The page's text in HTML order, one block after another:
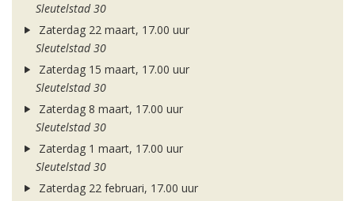
Sleutelstad 30
Zaterdag 22 maart, 17.00 uur
Sleutelstad 30
Zaterdag 15 maart, 17.00 uur
Sleutelstad 30
Zaterdag 8 maart, 17.00 uur
Sleutelstad 30
Zaterdag 1 maart, 17.00 uur
Sleutelstad 30
Zaterdag 22 februari, 17.00 uur